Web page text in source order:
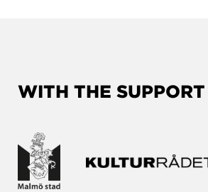
WITH THE